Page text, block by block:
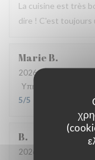
La cuisine est très
dire ! C'est toujours
MarieB
2026-07-21
Υπηρεσία
5/5
B
2026-07-08
- 20:00